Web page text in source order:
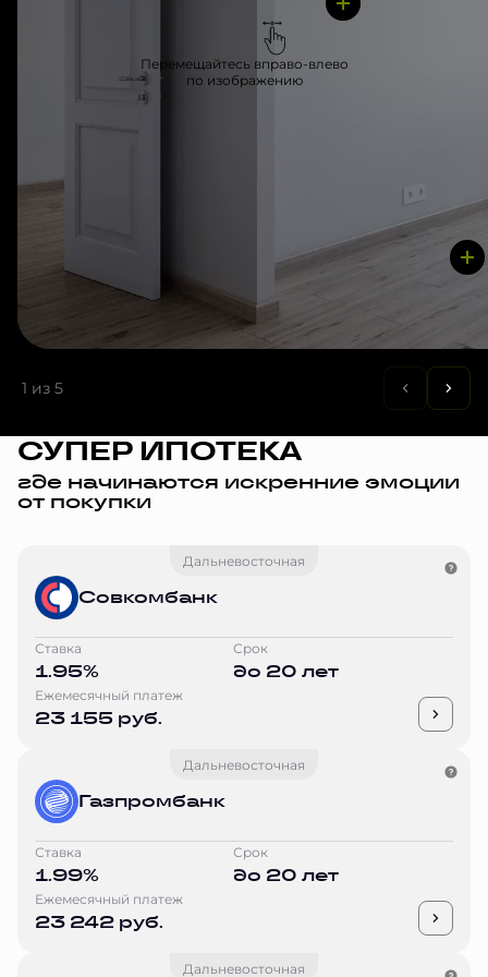
Перемещайтесь вправо-влево
по изображению
1 из 5
СУПЕР ИПОТЕКА
где начинаются искренние эмоции
от покупки
Дальневосточная
Совкомбанк
Ставка
1.95%
Срок
до 20 лет
Ежемесячный платеж
23 155 руб.
Дальневосточная
Газпромбанк
Ставка
1.99%
Срок
до 20 лет
Ежемесячный платеж
23 242 руб.
Дальневосточная